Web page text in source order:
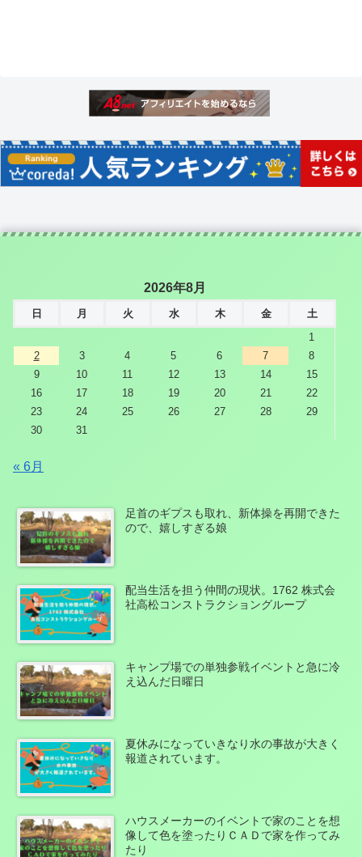
2026年8月
日 月 火 水 木 金
土
1
2
3 4 5 6 7
8
9
10 11 12 13 14
15
16
17 18 19 20 21
22
23
24 25 26 27 28
29
30
31
« 6月
足首のギプスも取れ、新体操を再開できた
ので、嬉しすぎる娘
配当生活を担う仲間の現状。1762 株式会
社高松コンストラクショングループ
キャンプ場での単独参戦イベントと急に冷
え込んだ日曜日
夏休みになっていきなり水の事故が大きく
報道されています。
ハウスメーカーのイベントで家のことを想
像して色を塗ったりＣＡＤで家を作ってみ
たり